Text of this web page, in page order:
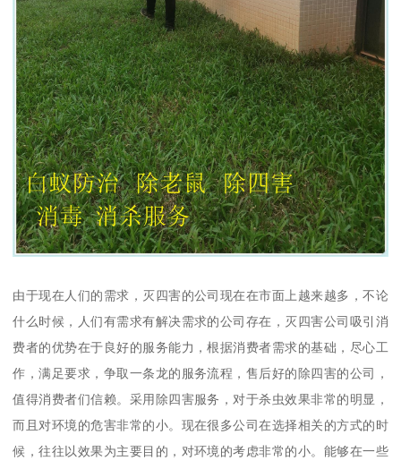
由于现在人们的需求，灭四害的公司现在在市面上越来越多，不论
什么时候，人们有需求有解决需求的公司存在，灭四害公司吸引消
费者的优势在于良好的服务能力，根据消费者需求的基础，尽心工
作，满足要求，争取一条龙的服务流程，售后好的除四害的公司，
值得消费者们信赖。采用除四害服务，对于杀虫效果非常的明显，
而且对环境的危害非常的小。现在很多公司在选择相关的方式的时
候，往往以效果为主要目的，对环境的考虑非常的小。能够在一些